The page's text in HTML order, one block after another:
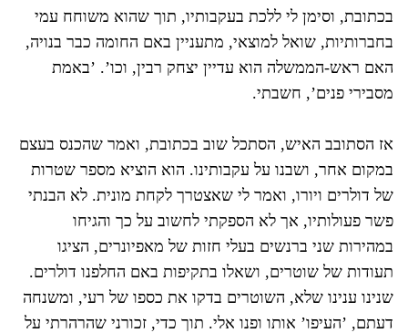
בכתובת, וסימן לי ללכת בעקבותיו, תוך שהוא משוחח עמי
בחברותיות, שואל למוצאי, מתעניין באם החומה כבר בנויה,
האם ראש-הממשלה הוא עדיין יצחק רבין, וכו’. ’באמת
מסבירי פנים’, חשבתי.
אז הסתובב האיש, הסתכל שוב בכתובת, ואמר שהכנס בעצם
במקום אחר, ושבנו על עקבותינו. הוא הוציא מספר שטרות
של דולרים ויורו, ואמר לי שאצטרך לקחת מונית. לא הבנתי
פשר פעולותיו, אך לא הספקתי לחשוב על כך והגיחו
במהירות שני ברנשים בעלי חזות של מאפיונרים, הציגו
תעודות של שוטרים, ושאלו בתקיפות באם החלפנו דולרים.
שנינו ענינו שלא, השוטרים בדקו את כספו של רעי, ומשנחה
דעתם, ’העיפו’ אותו ופנו אלי. תוך כדי, זכורני שהרהרתי על